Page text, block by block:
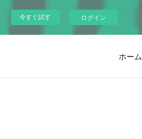
今すぐ試す ログイン
ホーム